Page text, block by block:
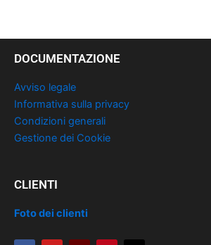
DOCUMENTAZIONE
Avviso legale
Informativa sulla privacy
Condizioni generali
Gestione dei Cookie
CLIENTI
Foto dei clienti